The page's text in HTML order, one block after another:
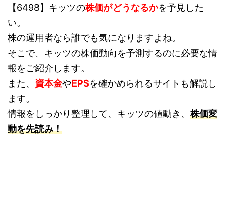
【6498】キッツの株価がどうなるかを予見した
い。
株の運用者なら誰でも気になりますよね。
そこで、キッツの株価動向を予測するのに必要な情
報をご紹介します。
また、 資本金やEPSを確かめられるサイトも解説し
ます。
情報をしっかり整理して、キッツの値動き、株価変
動を先読み！